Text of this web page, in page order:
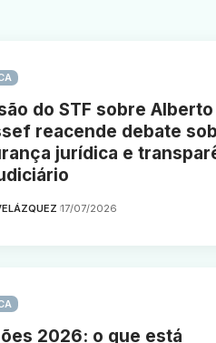
do STF sobre Alberto
reacende debate
jurídica e
17/07/2026
2026: o que está